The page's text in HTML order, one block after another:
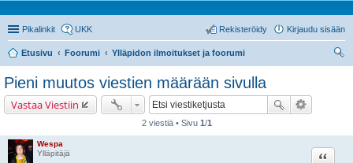
Pikalinkit UKK Kirjaudu sisään
Rekisteröidy
Etusivu Foorumi
Ylläpidon ilmoitukset ja foorumi
Pieni muutos viestien määrään sivulla
Vastaa Viestiin
2 viestiä • Sivu 1/1
Wespa
Ylläpitäjä
Lainaa